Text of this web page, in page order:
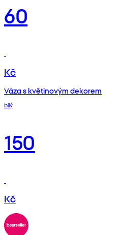
60
Kč
Váza s květinovým dekorem
bílý
150
Kč